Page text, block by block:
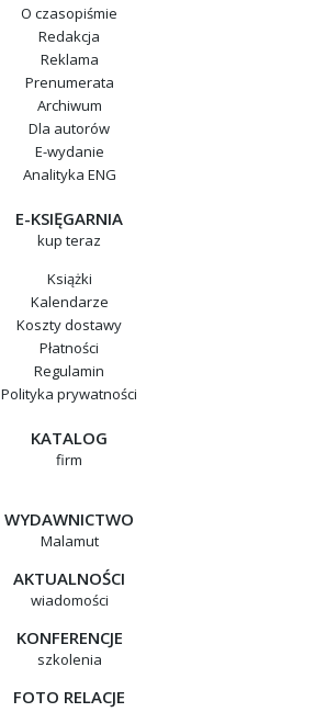
O czasopiśmie
Redakcja
Reklama
Prenumerata
Archiwum
Dla autorów
E-wydanie
Analityka ENG
E-KSIĘGARNIA
kup teraz
Książki
Kalendarze
Koszty dostawy
Płatności
Regulamin
Polityka prywatności
KATALOG
firm
WYDAWNICTWO
Malamut
AKTUALNOŚCI
wiadomości
KONFERENCJE
szkolenia
FOTO RELACJE